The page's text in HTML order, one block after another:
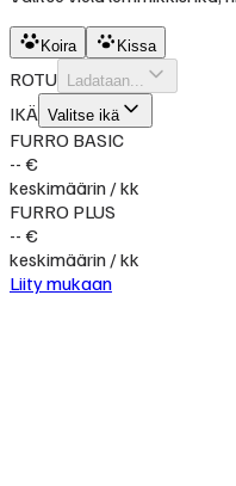
Koira Kissa
ROTU Ladataan...
IKÄ Valitse ikä
FURRO BASIC
-- €
keskimäärin / kk
FURRO PLUS
-- €
keskimäärin / kk
Liity mukaan